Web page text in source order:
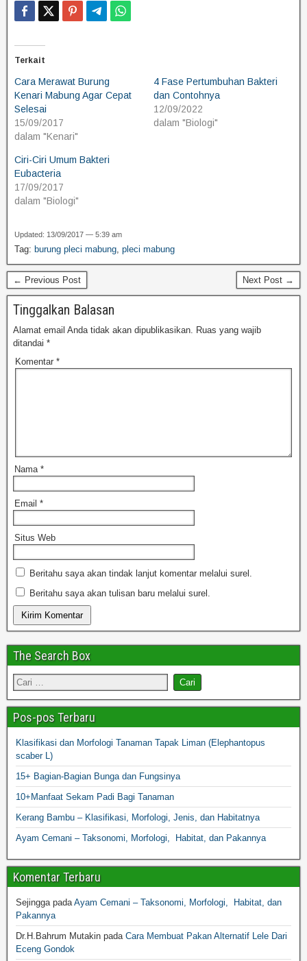
Terkait
Cara Merawat Burung
Kenari Mabung Agar Cepat
Selesai
15/09/2017
dalam "Kenari"
4 Fase Pertumbuhan Bakteri
dan Contohnya
12/09/2022
dalam "Biologi"
Ciri-Ciri Umum Bakteri
Eubacteria
17/09/2017
dalam "Biologi"
Updated: 13/09/2017 — 5:39 am
Tag: burung pleci mabung pleci mabung
← Previous Post Next Post →
Tinggalkan Balasan
Alamat email Anda tidak akan dipublikasikan. Ruas yang wajib
ditandai *
Komentar *
Nama *
Email *
Situs Web
Beritahu saya akan tindak lanjut komentar melalui surel.
Beritahu saya akan tulisan baru melalui surel.
The Search Box
Pos-pos Terbaru
Klasifikasi dan Morfologi Tanaman Tapak Liman (Elephantopus
scaber L)
15+ Bagian-Bagian Bunga dan Fungsinya
10+Manfaat Sekam Padi Bagi Tanaman
Kerang Bambu – Klasifikasi, Morfologi, Jenis, dan Habitatnya
Ayam Cemani – Taksonomi, Morfologi, Habitat, dan Pakannya
Komentar Terbaru
Sejingga pada Ayam Cemani – Taksonomi, Morfologi, Habitat, dan
Pakannya
Dr.H.Bahrum Mutakin pada Cara Membuat Pakan Alternatif Lele Dari
Eceng Gondok